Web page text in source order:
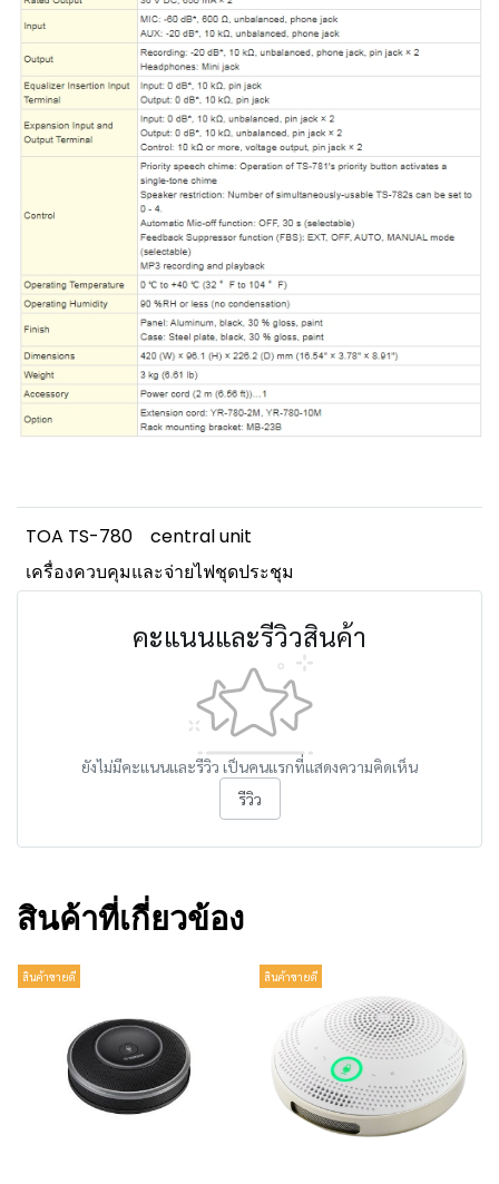
TOA TS-780
central unit
เครื่องควบคุมและจ่ายไฟชุดประชุม
คะแนนและรีวิวสินค้า
ยังไม่มีคะแนนและรีวิว เป็นคนแรกที่แสดงความคิดเห็น
รีวิว
สินค้าที่เกี่ยวข้อง
สินค้าขายดี สินค้าขายดี